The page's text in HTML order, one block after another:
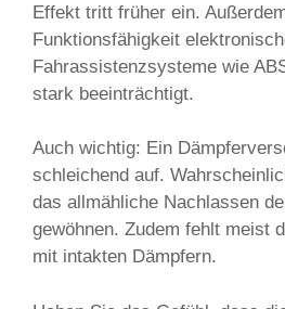
Effekt tritt früher ein.
Funktionsfähigkeit
Fahrassistenzsysteme wie
stark beeinträchtigt.
Auch wichtig: Ein
schleichend auf.
das allmähliche Nachlassen
gewöhnen. Zudem fehlt meist
mit intakten Dämpfern.